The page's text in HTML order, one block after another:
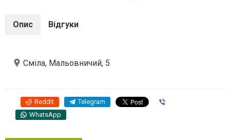
Опис Відгуки
Сміла, Мальовничий, 5
Reddit Telegram
WhatsApp